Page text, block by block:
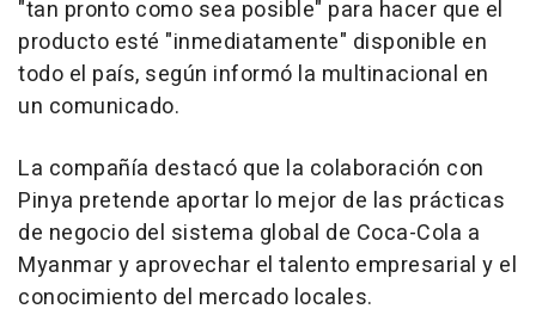
"tan pronto como sea posible" para hacer que el
producto esté "inmediatamente" disponible en
todo el país, según informó la multinacional en
un comunicado.
La compañía destacó que la colaboración con
Pinya pretende aportar lo mejor de las prácticas
de negocio del sistema global de Coca-Cola a
Myanmar y aprovechar el talento empresarial y el
conocimiento del mercado locales.